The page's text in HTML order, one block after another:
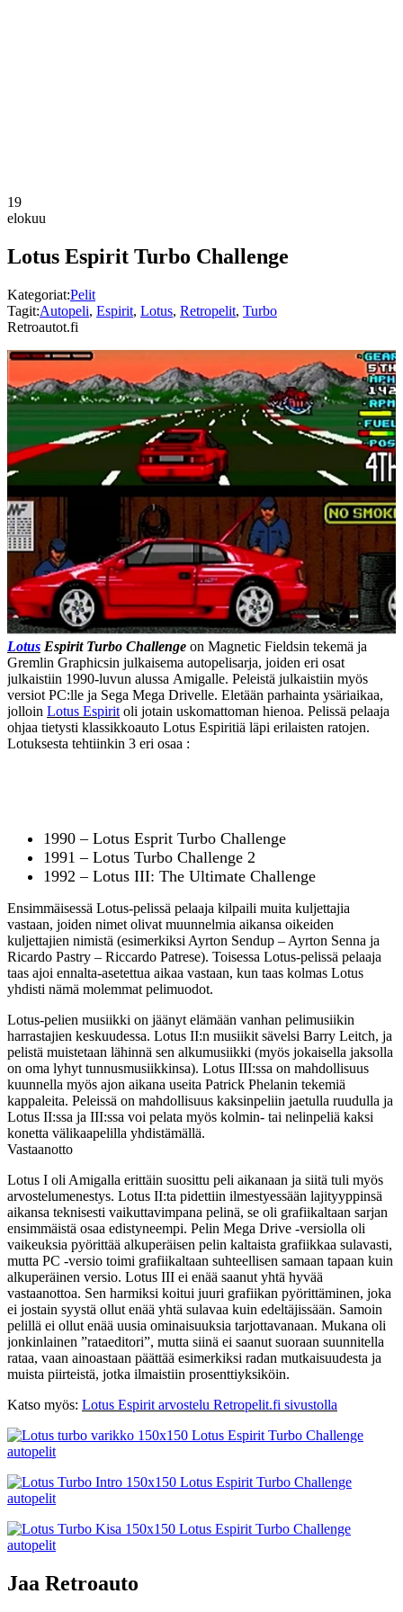
19
elokuu
Lotus Espirit Turbo Challenge
Kategoriat:Pelit
Tagit:Autopeli, Espirit, Lotus, Retropelit, Turbo
Retroautot.fi
Lotus Espirit Turbo Challenge on Magnetic Fieldsin tekemä ja
Gremlin Graphicsin julkaisema autopelisarja, joiden eri osat
julkaistiin 1990-luvun alussa Amigalle. Peleistä julkaistiin myös
versiot PC:lle ja Sega Mega Drivelle. Eletään parhainta ysäriaikaa,
jolloin Lotus Espirit oli jotain uskomattoman hienoa. Pelissä pelaaja
ohjaa tietysti klassikkoauto Lotus Espiritiä läpi erilaisten ratojen.
Lotuksesta tehtiinkin 3 eri osaa :
1990 – Lotus Esprit Turbo Challenge
1991 – Lotus Turbo Challenge 2
1992 – Lotus III: The Ultimate Challenge
Ensimmäisessä Lotus-pelissä pelaaja kilpaili muita kuljettajia
vastaan, joiden nimet olivat muunnelmia aikansa oikeiden
kuljettajien nimistä (esimerkiksi Ayrton Sendup – Ayrton Senna ja
Ricardo Pastry – Riccardo Patrese). Toisessa Lotus-pelissä pelaaja
taas ajoi ennalta-asetettua aikaa vastaan, kun taas kolmas Lotus
yhdisti nämä molemmat pelimuodot.
Lotus-pelien musiikki on jäänyt elämään vanhan pelimusiikin
harrastajien keskuudessa. Lotus II:n musiikit sävelsi Barry Leitch, ja
pelistä muistetaan lähinnä sen alkumusiikki (myös jokaisella jaksolla
on oma lyhyt tunnusmusiikkinsa). Lotus III:ssa on mahdollisuus
kuunnella myös ajon aikana useita Patrick Phelanin tekemiä
kappaleita. Peleissä on mahdollisuus kaksinpeliin jaetulla ruudulla ja
Lotus II:ssa ja III:ssa voi pelata myös kolmin- tai nelinpeliä kaksi
konetta välikaapelilla yhdistämällä.
Vastaanotto
Lotus I oli Amigalla erittäin suosittu peli aikanaan ja siitä tuli myös
arvostelumenestys. Lotus II:ta pidettiin ilmestyessään lajityyppinsä
aikansa teknisesti vaikuttavimpana pelinä, se oli grafiikaltaan sarjan
ensimmäistä osaa edistyneempi. Pelin Mega Drive -versiolla oli
vaikeuksia pyörittää alkuperäisen pelin kaltaista grafiikkaa sulavasti,
mutta PC -versio toimi grafiikaltaan suhteellisen samaan tapaan kuin
alkuperäinen versio. Lotus III ei enää saanut yhtä hyvää
vastaanottoa. Sen harmiksi koitui juuri grafiikan pyörittäminen, joka
ei jostain syystä ollut enää yhtä sulavaa kuin edeltäjissään. Samoin
pelillä ei ollut enää uusia ominaisuuksia tarjottavanaan. Mukana oli
jonkinlainen ”rataeditori”, mutta siinä ei saanut suoraan suunnitella
rataa, vaan ainoastaan päättää esimerkiksi radan mutkaisuudesta ja
muista piirteistä, jotka ilmaistiin prosenttiyksiköin.
Katso myös: Lotus Espirit arvostelu Retropelit.fi sivustolla
Jaa Retroauto